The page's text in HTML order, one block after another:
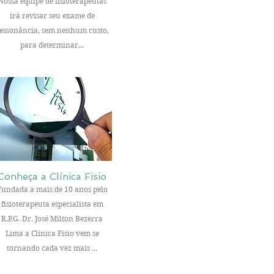
irá revisar seu exame de
sem nenhum custo,
para determinar...
a Clínica Fisio
a mais de 10 anos pelo
fisioterapeuta especialista em
R.P.G. Dr. José Milton Bezerra
Lima a Clínica Fisio vem se
tornando cada vez mais ...